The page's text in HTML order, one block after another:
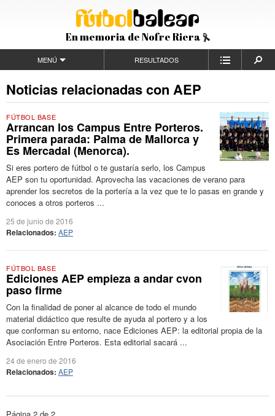
En memoria de Nofre Riera
MENÚ RESULTADOS
Noticias relacionadas con AEP
FÚTBOL BASE
Arrancan los Campus Entre Porteros.
Primera parada: Palma de Mallorca y
Es Mercadal (Menorca).
Si eres portero de fútbol o te gustaría serlo, los Campus
AEP son tu oportunidad. Aprovecha las vacaciones de verano para
aprender los secretos de la portería a la vez que te lo pasas en grande y
conoces a otros porteros ...
25 de junio de 2016
Relacionados: AEP
FÚTBOL BASE
Ediciones AEP empieza a andar cvon
paso firme
Con la finalidad de poner al alcance de todo el mundo
material didáctico que resulte de ayuda al portero y a los
que conforman su entorno, nace Ediciones AEP: la editorial propia de la
Asociación Entre Porteros. Esta editorial sacará ...
24 de enero de 2016
Relacionados: AEP